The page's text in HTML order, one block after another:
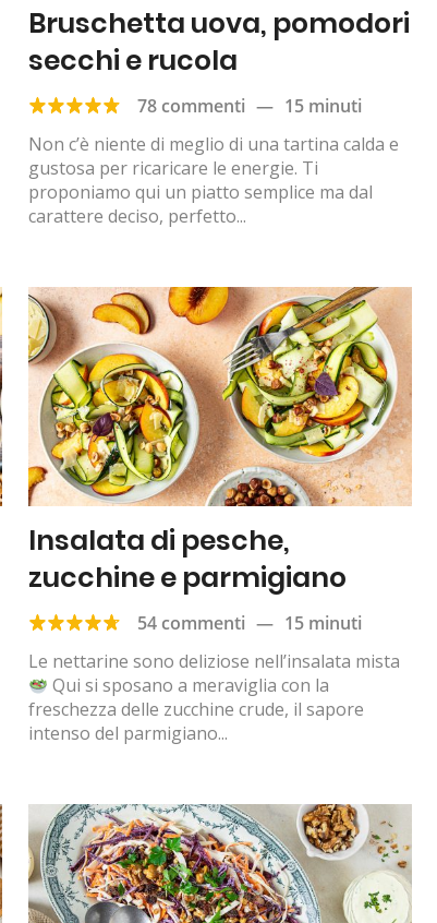
Bruschetta uova, pomodori
secchi e rucola
78 commenti — 15 minuti
Non c’è niente di meglio di una tartina calda e
gustosa per ricaricare le energie. Ti
proponiamo qui un piatto semplice ma dal
carattere deciso, perfetto...
Insalata di pesche,
zucchine e parmigiano
54 commenti — 15 minuti
Le nettarine sono deliziose nell’insalata mista
Qui si sposano a meraviglia con la
freschezza delle zucchine crude, il sapore
intenso del parmigiano...